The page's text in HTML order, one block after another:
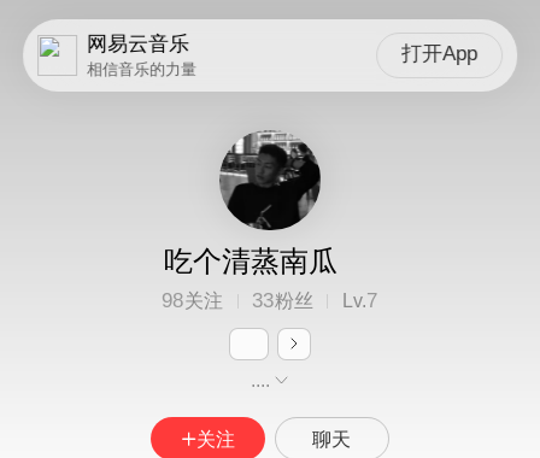
网易云音乐
相信音乐的力量
打开App
吃个清蒸南瓜
98关注 33粉丝 Lv.7
....
关注 聊天